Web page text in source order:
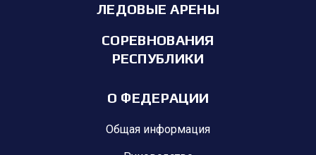
ЛЕДОВЫЕ АРЕНЫ
СОРЕВНОВАНИЯ
РЕСПУБЛИКИ
О ФЕДЕРАЦИИ
Общая информация